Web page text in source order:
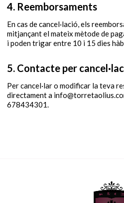
4. Reemborsaments
En cas de cancel·lació, els
mitjançant el mateix mètode de
i poden trigar entre 10 i 15 dies
5. Contacte per
Per cancel·lar o modificar la teva
directament a
678434301.